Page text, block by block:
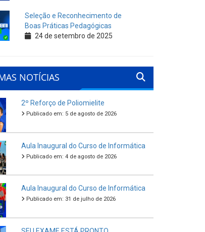
Seleção e Reconhecimento de
Boas Práticas Pedagógicas
24 de setembro de 2025
NOTÍCIAS
2º Reforço de Poliomielite
Publicado em: 5 de agosto de 2026
Aula Inaugural do Curso de Informática
Publicado em: 4 de agosto de 2026
Aula Inaugural do Curso de Informática
Publicado em: 31 de julho de 2026